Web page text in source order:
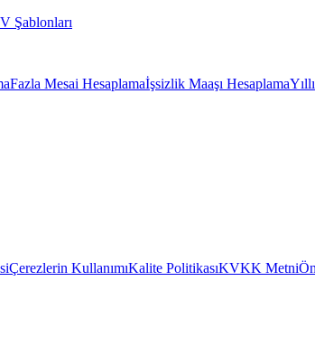
Şablonları
Fazla Mesai Hesaplamaİşsizlik Maaşı Hesaplama
Çerezlerin KullanımıKalite PolitikasıKVKK Metni